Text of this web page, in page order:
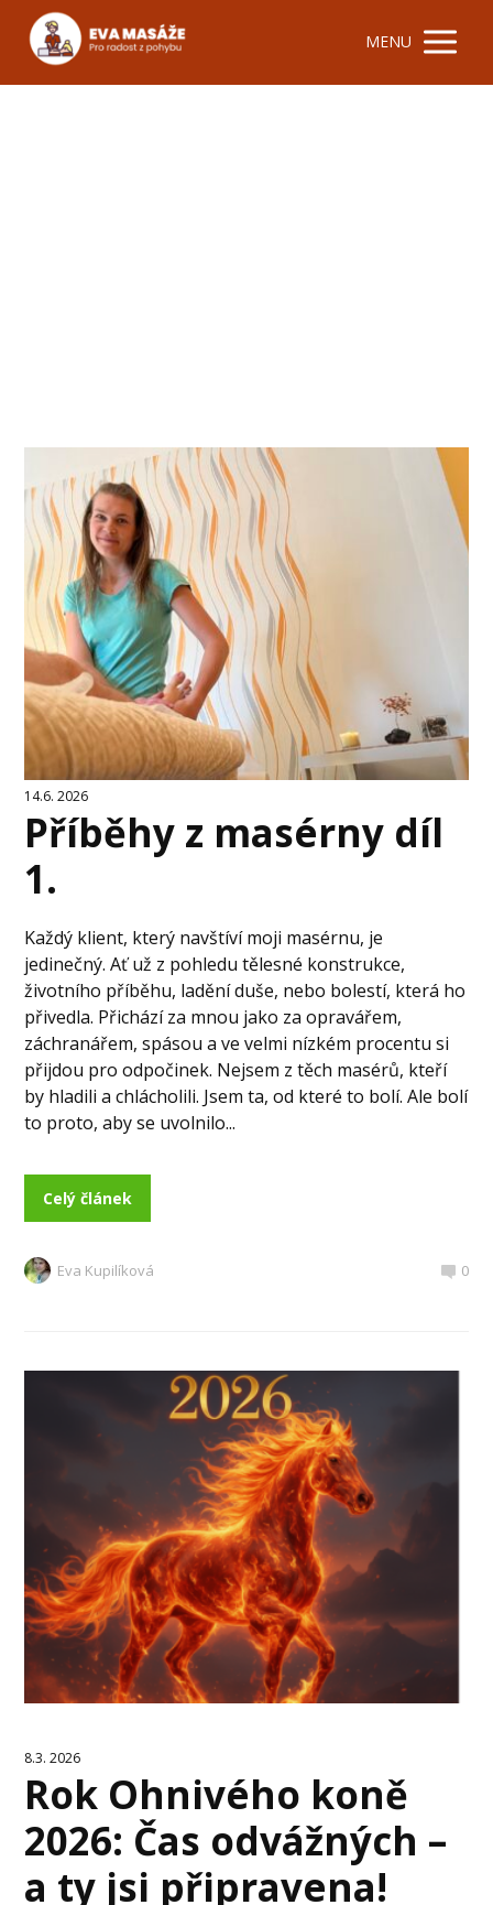
MENU
14.6. 2026
Příběhy z masérny díl
1.
Každý klient, který navštíví moji masérnu, je
jedinečný. Ať už z pohledu tělesné konstrukce,
životního příběhu, ladění duše, nebo bolestí, která ho
přivedla. Přichází za mnou jako za opravářem,
záchranářem, spásou a ve velmi nízkém procentu si
přijdou pro odpočinek. Nejsem z těch masérů, kteří
by hladili a chlácholili. Jsem ta, od které to bolí. Ale bolí
to proto, aby se uvolnilo...
Celý článek
Eva Kupilíková 0
8.3. 2026
Rok Ohnivého koně
2026: Čas odvážných –
a ty jsi připravena!